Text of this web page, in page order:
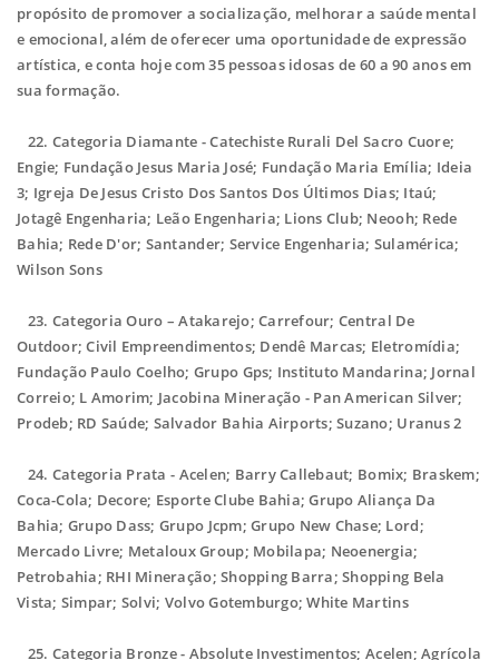
propósito de promover a socialização, melhorar a saúde mental
e emocional, além de oferecer uma oportunidade de expressão
artística, e conta hoje com 35 pessoas idosas de 60 a 90 anos em
sua formação.
22. Categoria Diamante - Catechiste Rurali Del Sacro Cuore;
Engie; Fundação Jesus Maria José; Fundação Maria Emília; Ideia
3; Igreja De Jesus Cristo Dos Santos Dos Últimos Dias; Itaú;
Jotagê Engenharia; Leão Engenharia; Lions Club; Neooh; Rede
Bahia; Rede D'or; Santander; Service Engenharia; Sulamérica;
Wilson Sons
23. Categoria Ouro – Atakarejo; Carrefour; Central De
Outdoor; Civil Empreendimentos; Dendê Marcas; Eletromídia;
Fundação Paulo Coelho; Grupo Gps; Instituto Mandarina; Jornal
Correio; L Amorim; Jacobina Mineração - Pan American Silver;
Prodeb; RD Saúde; Salvador Bahia Airports; Suzano; Uranus 2
24. Categoria Prata - Acelen; Barry Callebaut; Bomix; Braskem;
Coca-Cola; Decore; Esporte Clube Bahia; Grupo Aliança Da
Bahia; Grupo Dass; Grupo Jcpm; Grupo New Chase; Lord;
Mercado Livre; Metaloux Group; Mobilapa; Neoenergia;
Petrobahia; RHI Mineração; Shopping Barra; Shopping Bela
Vista; Simpar; Solvi; Volvo Gotemburgo; White Martins
25. Categoria Bronze - Absolute Investimentos; Acelen; Agrícola